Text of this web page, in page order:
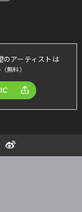
のアーティストは
（無料）